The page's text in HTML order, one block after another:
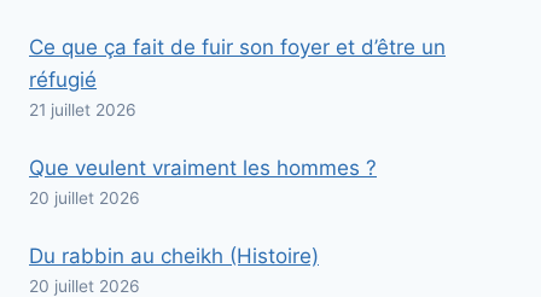
Ce que ça fait de fuir son foyer et d’être un
réfugié
21 juillet 2026
Que veulent vraiment les hommes ?
20 juillet 2026
Du rabbin au cheikh (Histoire)
20 juillet 2026